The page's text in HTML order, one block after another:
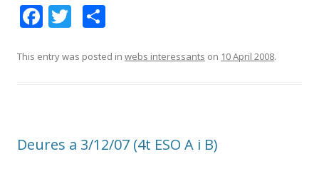
F
e
k
T
itt ar
This entry was posted in webs interessants on 10 April 2008.
Deures a 3/12/07 (4t ESO A i B)